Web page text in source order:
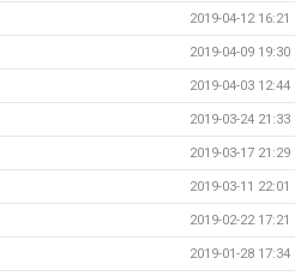
2019-04-12 16:21
2019-04-09 19:30
2019-04-03 12:44
2019-03-24 21:33
2019-03-17 21:29
2019-03-11 22:01
2019-02-22 17:21
2019-01-28 17:34